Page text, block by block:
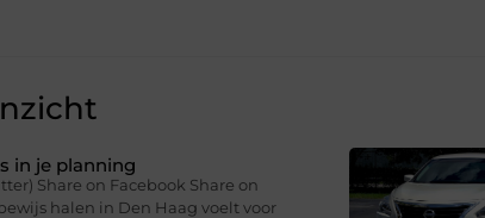
in je planning
Share on Facebook Share on
halen in Den Haag voelt voor